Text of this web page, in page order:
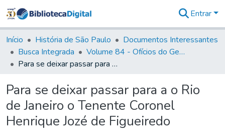
&
Coleções
Tudo na
Biblioteca
Estatísticas
Entrar
Início História de São Paulo
Documentos Interessantes
Busca Integrada
Volume 84 - Ofícios do General Martins Lopes de Saldanha (Governador da Capitania): 1782- 1786
Para se deixar passar para a o Rio de Janeiro o Tenente Coronel Henrique Jozé de Figueiredo
Para se deixar passar para a o Rio
de Janeiro o Tenente Coronel
Henrique Jozé de Figueiredo